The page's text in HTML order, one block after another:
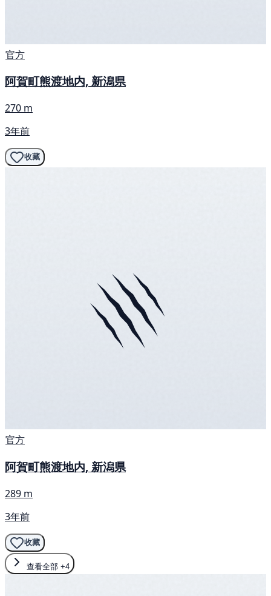
官方
阿賀町熊渡地内, 新潟県
270 m
3年前
收藏
官方
阿賀町熊渡地内, 新潟県
289 m
3年前
收藏
查看全部 +4